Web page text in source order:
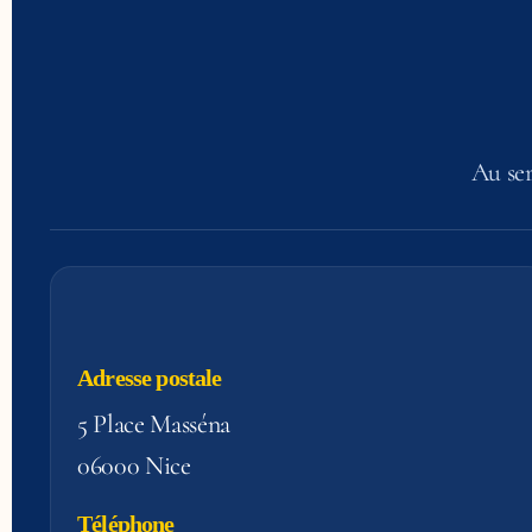
Au
Adresse postale
5 Place Masséna
06000 Nice
Téléphone